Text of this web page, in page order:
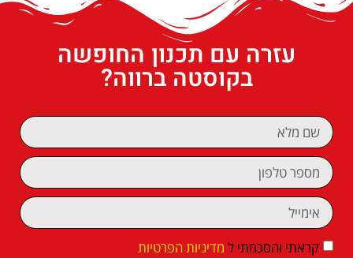
עזרה עם תכנון החופשה
בקוסטה ברווה?
קראתי והסכמתי ל מדיניות הפרטיות